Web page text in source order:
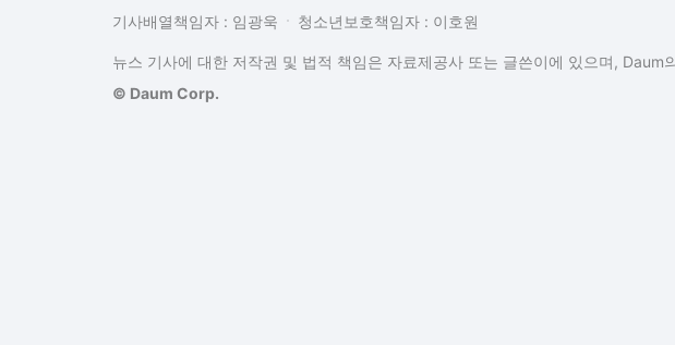
기사배열책임자 : 임광욱
청소년보호책임자 : 이호원
뉴스 기사에 대한 저작권 및 법적 책임은 자료제공사 또는 글쓴이에 있으며, Daum
© Daum Corp.